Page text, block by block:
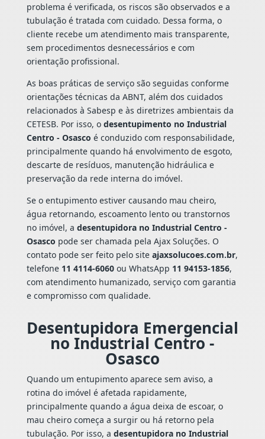
problema é verificada, os riscos são observados e a
tubulação é tratada com cuidado. Dessa forma, o
cliente recebe um atendimento mais transparente,
sem procedimentos desnecessários e com
orientação profissional.
As boas práticas de serviço são seguidas conforme
orientações técnicas da ABNT, além dos cuidados
relacionados à Sabesp e às diretrizes ambientais da
CETESB. Por isso, o desentupimento no Industrial
Centro - Osasco é conduzido com responsabilidade,
principalmente quando há envolvimento de esgoto,
descarte de resíduos, manutenção hidráulica e
preservação da rede interna do imóvel.
Se o entupimento estiver causando mau cheiro,
água retornando, escoamento lento ou transtornos
no imóvel, a desentupidora no Industrial Centro -
Osasco pode ser chamada pela Ajax Soluções. O
contato pode ser feito pelo site ajaxsolucoes.com.br,
telefone 11 4114-6060ou WhatsApp 11 94153-1856,
com atendimento humanizado, serviço com garantia
e compromisso com qualidade.
Desentupidora Emergencial
no Industrial Centro -
Osasco
Quando um entupimento aparece sem aviso, a
rotina do imóvel é afetada rapidamente,
principalmente quando a água deixa de escoar, o
mau cheiro começa a surgir ou há retorno pela
tubulação. Por isso, a desentupidora no Industrial